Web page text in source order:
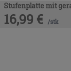
Stufenplatte mit
16,99 € /stk